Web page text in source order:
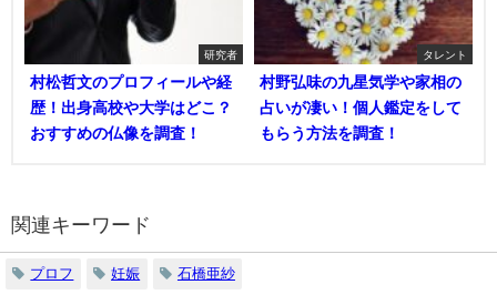
研究者
村松哲文のプロフィールや経
歴！出身高校や大学はどこ？
おすすめの仏像を調査！
タレント
村野弘味の九星気学や家相の
占いが凄い！個人鑑定をして
もらう方法を調査！
関連キーワード
プロフ 妊娠 石橋亜紗